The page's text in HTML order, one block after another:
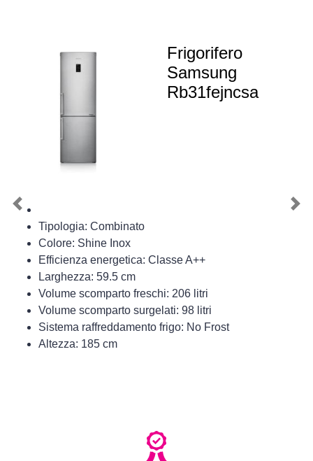
Frigorifero
Samsung
Rb31fejncsa
Tipologia: Combinato
Colore: Shine Inox
Efficienza energetica: Classe A++
Larghezza: 59.5 cm
Volume scomparto freschi: 206 litri
Volume scomparto surgelati: 98 litri
Sistema raffreddamento frigo: No Frost
Altezza: 185 cm
Previous